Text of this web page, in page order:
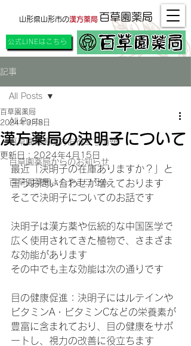
百草園薬局
山形県山形市の漢方薬局
公式LINEはこちら
記事
All Posts
百草園薬局漢方お役立ち情報
百草園薬局からのお知らせ
百草園薬局よもやまコラム
All Posts
漢方薬局の決明子について
百草園薬局
2024年3月8日
更新日： 2024年4月15日
最近「決明子の在庫ありますか？」と
言うお問い合わせが増えております
そこで決明子についてのお話です
決明子は漢方薬や伝統的な中国医学で
広く使用されてきた植物で、さまざま
な効能があります
その中でも主な効能は次の通りです
目の健康促進：決明子にはルテインや
ビタミンA・ビタミンCなどの栄養素が
豊富に含まれており、目の健康をサポ
ートし、視力の改善に役立ちます